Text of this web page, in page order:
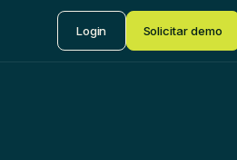
Login Solicitar demo